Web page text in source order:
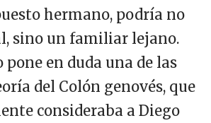
hermano, podría no
sino un familiar lejano.
pone en duda una de las
del Colón genovés, que
consideraba a Diego